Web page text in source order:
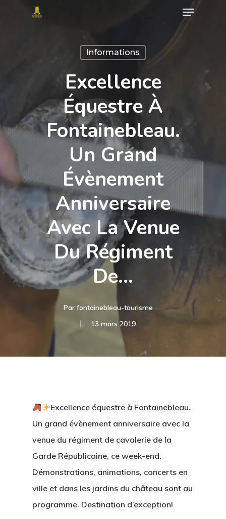
Menu
Informations
Excellence
Équestre À
Fontainebleau.
Un Grand
Évènement
Anniversaire
Avec La Venue
Du Régiment
De…
Par fontainebleau-tourisme
13 mars 2019
Excellence équestre à Fontainebleau.
Un grand évènement anniversaire avec la
venue du régiment de cavalerie de la
Garde Républicaine, ce week-end.
Démonstrations, animations, concerts en
ville et dans les jardins du château sont au
programme. Destination d’exception!